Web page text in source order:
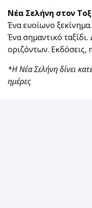
Νέα Σελήνη στον
Ένα ευοίωνο
Ένα σημαντικό
οριζόντων. Εκδόσεις,
*Η Νέα Σελήνη δίνει
ημέρες